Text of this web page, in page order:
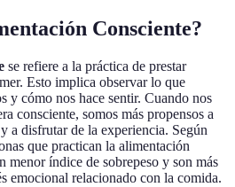
Consciente?
se refiere a la práctica de prestar
Esto implica observar lo que
y cómo nos hace sentir. Cuando nos
consciente, somos más propensos a
a disfrutar de la experiencia. Según
que practican la alimentación
menor índice de sobrepeso y son más
emocional relacionado con la comida.